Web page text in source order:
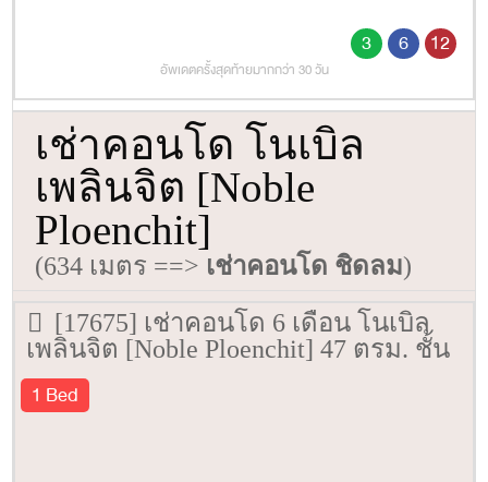
3 6 12
อัพเดตครั้งสุดท้ายมากกว่า 30 วัน
เช่าคอนโด โนเบิล
เพลินจิต [Noble
Ploenchit]
(634 เมตร ==> เช่าคอนโด ชิดลม)
[17675] เช่าคอนโด 6 เดือน โนเบิล
เพลินจิต [Noble Ploenchit] 47 ตรม. ชั้น
14
1 Bed